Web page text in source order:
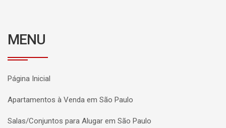
MENU
Página Inicial
Apartamentos à Venda em São Paulo
Salas/Conjuntos para Alugar em São Paulo